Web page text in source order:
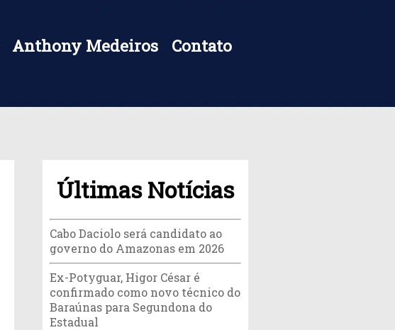
Anthony Medeiros Contato
Últimas Notícias
Cabo Daciolo será candidato ao
governo do Amazonas em 2026
Ex-Potyguar, Higor César é
confirmado como novo técnico do
Baraúnas para Segundona do
Estadual